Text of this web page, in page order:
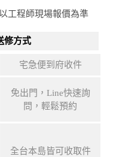
工程師現場報價為準
修方式
宅急便到府收件
免出門，Line快速詢
問，輕鬆預約
全台本島皆可收取件